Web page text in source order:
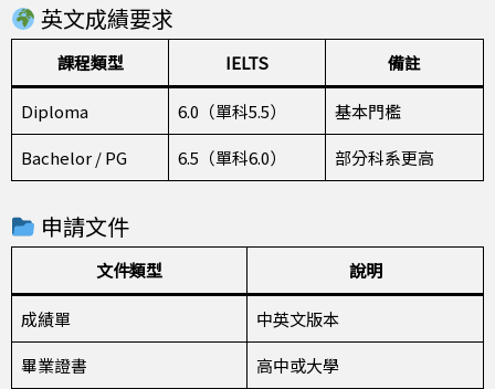
英文成績要求
課程類型 IELTS 備註
Diploma 6.0（單科5.5）
基本門檻
Bachelor / PG
6.5（單科6.0） 部分科系更高
申請文件
文件類型 說明
成績單
中英文版本
畢業證書
高中或大學